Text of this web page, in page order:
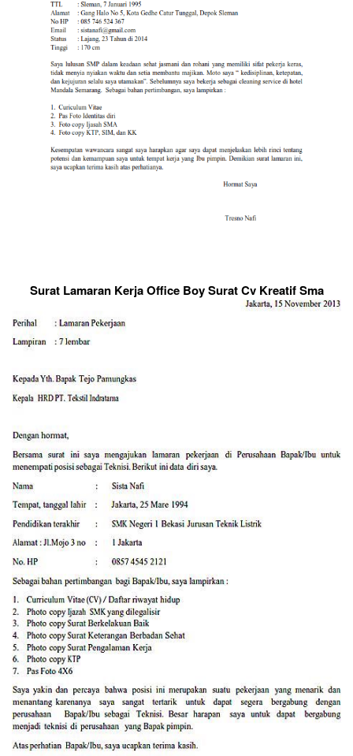
Surat Lamaran Kerja Office Boy Surat Cv Kreatif Sma